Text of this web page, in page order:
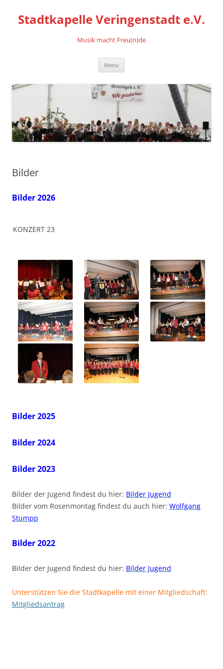
Stadtkapelle Veringenstadt e.V.
Musik macht Freu(n)de
Menü
Bilder
Bilder 2026
KONZERT 23
Bilder 2025
Bilder 2024
Bilder 2023
Bilder der Jugend findest du hier: Bilder Jugend
Bilder vom Rosenmontag findest du auch hier: Wolfgang
Stumpp
Bilder 2022
Bilder der Jugend findest du hier: Bilder Jugend
Unterstützen Sie die Stadtkapelle mit einer Mitgliedschaft:
Mitgliedsantrag